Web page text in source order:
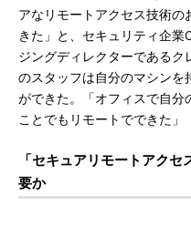
アなリモートアクセス技術
きた」と、セキュリティ企
ジングディレクターであるク
のスタッフは自分のマシンを
ができた。「オフィスで自分
ことでもリモートでできた」
「セキュアリモートアク
要か